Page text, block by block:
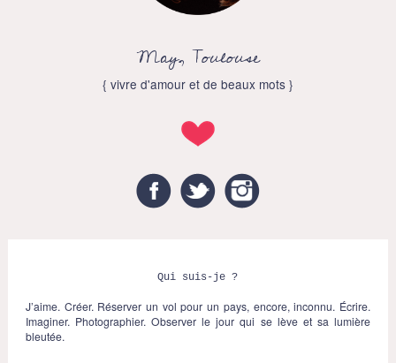
May, Toulouse
{ vivre d'amour et de beaux mots }
FacebookTwitter
Qui suis-je ?
J’aime. Créer. Réserver un vol pour un pays, encore, inconnu. Écrire.
Imaginer. Photographier. Observer le jour qui se lève et sa lumière
bleutée.